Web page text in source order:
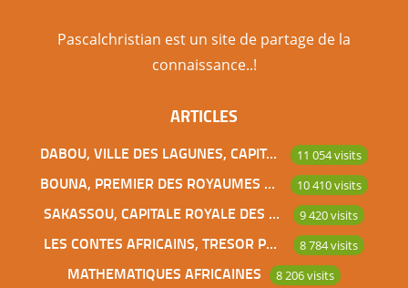
Pascalchristian est un site de partage de la
connaissance..!
ARTICLES
DABOU, VILLE DES LAGUNES, CAPITALE DES ADJOUKROU 11 054 visits
BOUNA, PREMIER DES ROYAUMES DE CÔTE D’IVOIRE 10 410 visits
SAKASSOU, CAPITALE ROYALE DES BAOULES 9 420 visits
LES CONTES AFRICAINS, TRESOR POUR L’HUMANITE 8 784 visits
MATHEMATIQUES AFRICAINES 8 206 visits